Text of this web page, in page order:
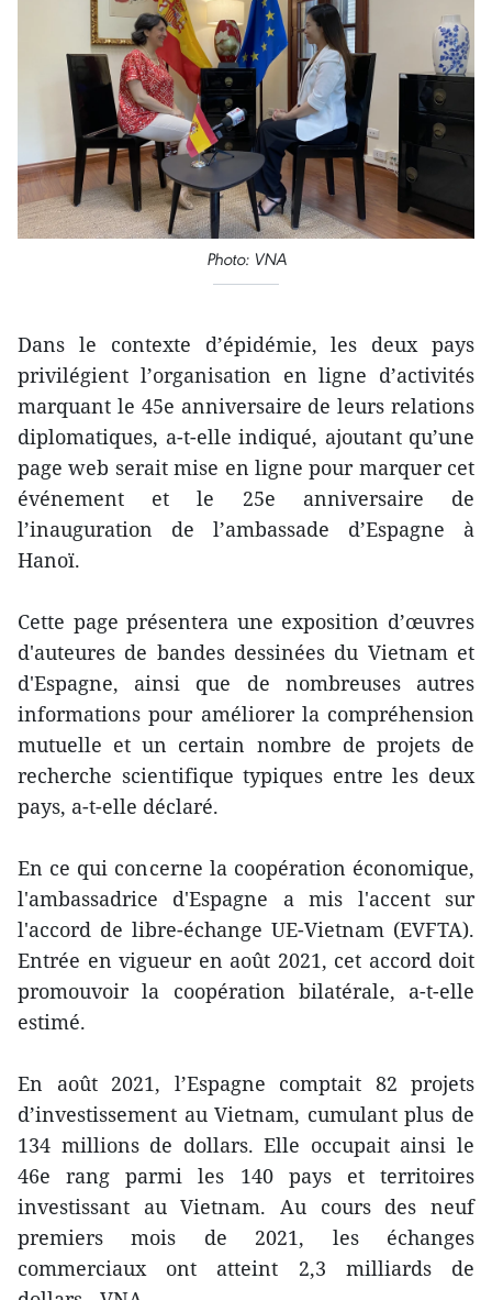
Photo: VNA
Dans le contexte d’épidémie, les deux pays
privilégient l’organisation en ligne d’activités
marquant le 45e anniversaire de leurs relations
diplomatiques, a-t-elle indiqué, ajoutant qu’une
page web serait mise en ligne pour marquer cet
événement et le 25e anniversaire de
l’inauguration de l’ambassade d’Espagne à
Hanoï.
Cette page présentera une exposition d’œuvres
d'auteures de bandes dessinées du Vietnam et
d'Espagne, ainsi que de nombreuses autres
informations pour améliorer la compréhension
mutuelle et un certain nombre de projets de
recherche scientifique typiques entre les deux
pays, a-t-elle déclaré.
En ce qui concerne la coopération économique,
l'ambassadrice d'Espagne a mis l'accent sur
l'accord de libre-échange UE-Vietnam (EVFTA).
Entrée en vigueur en août 2021, cet accord doit
promouvoir la coopération bilatérale, a-t-elle
estimé.
En août 2021, l’Espagne comptait 82 projets
d’investissement au Vietnam, cumulant plus de
134 millions de dollars. Elle occupait ainsi le
46e rang parmi les 140 pays et territoires
investissant au Vietnam. Au cours des neuf
premiers mois de 2021, les échanges
commerciaux ont atteint 2,3 milliards de